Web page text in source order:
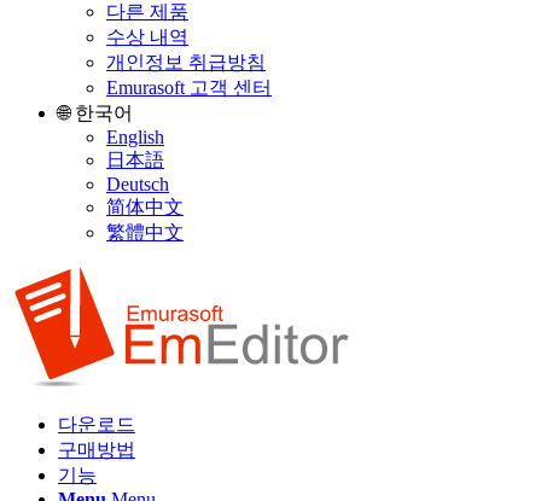
다른 제품
수상 내역
개인정보 취급방침
Emurasoft 고객 센터
🌐 한국어
English
日本語
Deutsch
简体中文
繁體中文
다운로드
구매방법
기능